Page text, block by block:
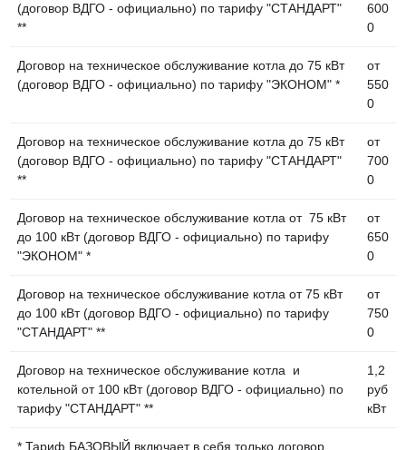
(договор ВДГО - официально) по тарифу "СТАНДАРТ"
**
600
0
Договор на техническое обслуживание котла до 75 кВт
(договор ВДГО - официально) по тарифу "ЭКОНОМ" *
от
550
0
Договор на техническое обслуживание котла до 75 кВт
(договор ВДГО - официально) по тарифу "СТАНДАРТ"
**
от
700
0
Договор на техническое обслуживание котла от 75 кВт
до 100 кВт (договор ВДГО - официально) по тарифу
"ЭКОНОМ" *
от
650
0
Договор на техническое обслуживание котла от 75 кВт
до 100 кВт (договор ВДГО - официально) по тарифу
"СТАНДАРТ" **
от
750
0
Договор на техническое обслуживание котла и
котельной от 100 кВт (договор ВДГО - официально) по
тарифу "СТАНДАРТ" **
1,2
руб
кВт
* Тариф БАЗОВЫЙ включает в себя только договор